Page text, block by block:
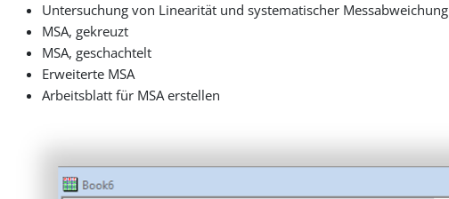
Untersuchung von Linearität und systematischer Messabweichung
MSA, gekreuzt
MSA, geschachtelt
Erweiterte MSA
Arbeitsblatt für MSA erstellen